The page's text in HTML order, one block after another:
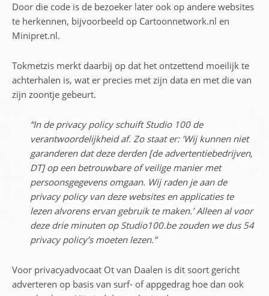
Door die code is de bezoeker later ook op andere websites
te herkennen, bijvoorbeeld op Cartoonnetwork.nl en
Minipret.nl.
Tokmetzis merkt daarbij op dat het ontzettend moeilijk te
achterhalen is, wat er precies met zijn data en met die van
zijn zoontje gebeurt.
“In de privacy policy schuift Studio 100 de
verantwoordelijkheid af. Zo staat er: ‘Wij kunnen niet
garanderen dat deze derden [de advertentiebedrijven,
DT] op een betrouwbare of veilige manier met
persoonsgegevens omgaan. Wij raden je aan de
privacy policy van deze websites en applicaties te
lezen alvorens ervan gebruik te maken.’ Alleen al voor
deze drie minuten op Studio100.be zouden we dus 54
privacy policy’s moeten lezen.”
Voor privacyadvocaat Ot van Daalen is dit soort gericht
adverteren op basis van surf- of appgedrag hoe dan ook